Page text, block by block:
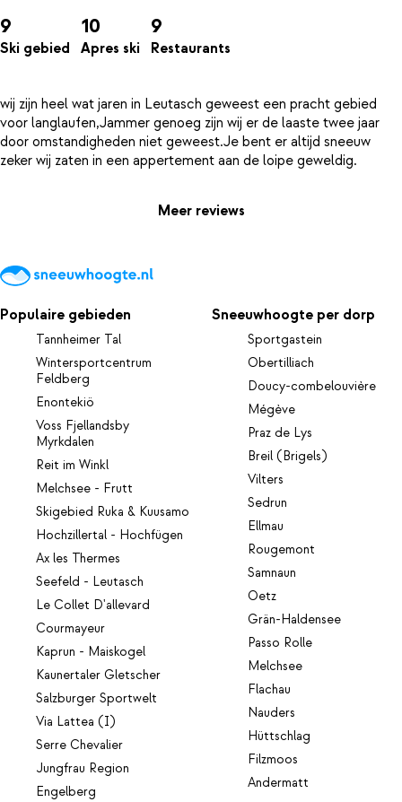
9
Ski gebied
10
Apres ski
9
Restaurants
wij zijn heel wat jaren in Leutasch geweest een pracht gebied
voor langlaufen,Jammer genoeg zijn wij er de laaste twee jaar
door omstandigheden niet geweest.Je bent er altijd sneeuw
Meer reviews
Populaire gebieden
Tannheimer Tal
Wintersportcentrum
Feldberg
Enontekiö
Voss Fjellandsby
Myrkdalen
Reit im Winkl
Melchsee - Frutt
Skigebied Ruka & Kuusamo
Hochzillertal - Hochfügen
Ax les Thermes
Seefeld - Leutasch
Le Collet D'allevard
Courmayeur
Kaprun - Maiskogel
Kaunertaler Gletscher
Salzburger Sportwelt
Via Lattea (I)
Serre Chevalier
Jungfrau Region
Engelberg
Sneeuwhoogte per dorp
Sportgastein
Obertilliach
Doucy-combelouvière
Mégève
Praz de Lys
Breil (Brigels)
Vilters
Sedrun
Ellmau
Rougemont
Samnaun
Oetz
Grän-Haldensee
Passo Rolle
Melchsee
Flachau
Nauders
Hüttschlag
Filzmoos
Andermatt